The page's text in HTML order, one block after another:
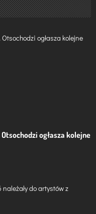
ogłasza kolejne